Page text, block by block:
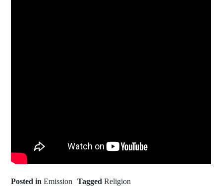
Posted in Emission Tagged Religion